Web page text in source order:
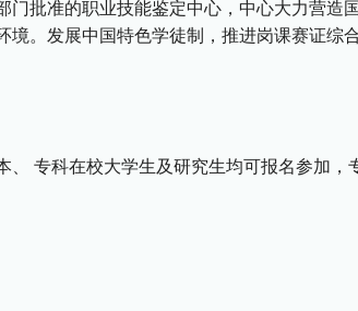
门批准的职业技能鉴定中心，中心大力营造
。发展中国特色学徒制，推进岗课赛证综
专科在校大学生及研究生均可报名参加，